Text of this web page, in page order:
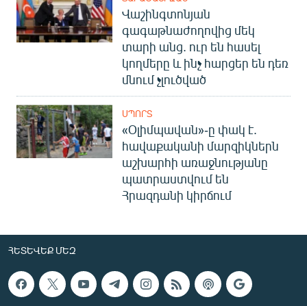
Վաշինգտոնյան
գագաթնաժողովից մեկ
տարի անց. ուր են հասել
կողմերը և ինչ հարցեր են դեռ
մնում չլուծված
ՍՊՈՐՏ
«Օլիմպավան»-ը փակ է.
հավաքականի մարզիկներն
աշխարհի առաջնությանը
պատրաստվում են
Հրազդանի կիրճում
ՀԵՏԵՎԵՔ ՄԵԶ